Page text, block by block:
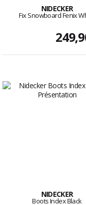
NIDECKER
Fix Snowboard Fenix
NIDECKER
Boots Index Black